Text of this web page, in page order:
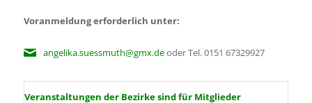
Voranmeldung erforderlich unter:
angelika.suessmuth@gmx.deoder Tel. 0151 67329927
Veranstaltungen der Bezirke sind für Mitglieder